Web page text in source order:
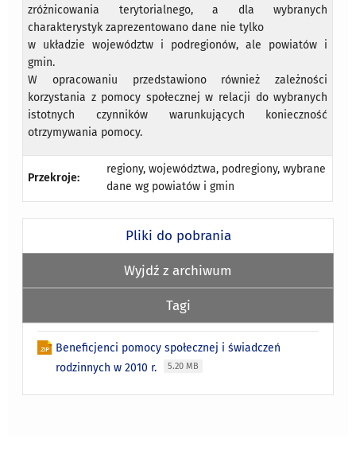
zróżnicowania terytorialnego, a dla wybranych
charakterystyk zaprezentowano dane nie tylko
w układzie województw i podregionów, ale powiatów i
gmin.
W opracowaniu przedstawiono również zależności
korzystania z pomocy społecznej w relacji do wybranych
istotnych czynników warunkujących konieczność
otrzymywania pomocy.
Przekroje:
regiony, województwa, podregiony, wybrane
dane wg powiatów i gmin
Pliki do pobrania
Wyjdź z archiwum
Tagi
Beneficjenci pomocy społecznej i świadczeń
rodzinnych w 2010 r.
5.20 MB